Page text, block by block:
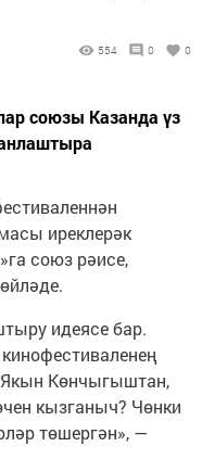
554 0 0
союзы Казанда үз
иреклерәк
союз рәисе,
идеясе бар.
Якын Көнчыгыштан,
кызганыч? Чөнки
төшергән», —